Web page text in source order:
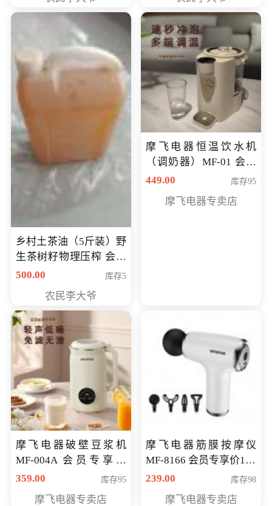
乡村土茶油（5斤装）野
生茶树籽物理压榨 会员
专享价400元
500.00 库存5
农民李大爷
摩飞电器恒温饮水机
（调奶器）MF-01 会员
专享价366元
449.00 库存95
摩飞电器专卖店
摩飞电器破壁豆浆机
MF-004A 会员专享价
168元
359.00 库存95
摩飞电器专卖店
摩飞电器筋膜按摩仪
MF-8166 会员专享价168
元
239.00 库存98
摩飞电器专卖店